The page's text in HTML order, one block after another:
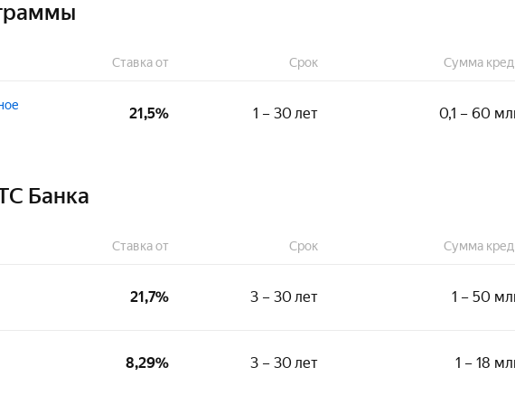
Ставка от Срок Сумма
21,5% 1 – 30 лет 0,1 – 60
000 ₽
12 месяцев
Справка 2-НДФЛ
Банка
Ставка от Срок Сумма
21,7% 3 – 30 лет 1 – 50
Стаж на последнем месте:
8,29% 3 – 30 лет 1 – 18